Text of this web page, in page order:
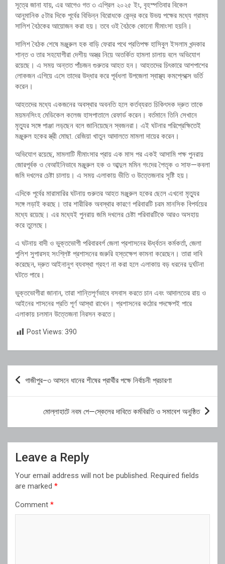
সূত্রে জানা যায়, এর আগেও গত ৩ এপ্রিল ২০২৫ ইং, বৃহস্পতিবার বিকেল
আনুমানিক ৫টার দিকে পূর্বের বিভিন্ন বিরোধকে কেন্দ্র করে উভয় পক্ষের মধ্যে গ্রাম্য
সালিশ বৈঠকের আয়োজন করা হয়। তবে ওই বৈঠকে কোনো মীমাংসা হয়নি।
সালিশ বৈঠক শেষে মঞ্জুরুল হক বাড়ি ফেরার পথে প্রতিপক্ষ হাসিবুল ইসলাম খন্দকার
শান্ত ও তার সহযোগীরা দেশীয় অস্ত্র নিয়ে অতর্কিত হামলা চালায় বলে অভিযোগ
রয়েছে। এ সময় অন্তত পাঁচজন গুরুতর আহত হন। আহতদের চিৎকারে আশপাশের
লোকজন এগিয়ে এসে তাদের উদ্ধার করে পূর্বধলা উপজেলা স্বাস্থ্য কমপ্লেক্সে ভর্তি
করেন।
আহতদের মধ্যে একজনের অবস্থার অবনতি হলে কর্তব্যরত চিকিৎসক দ্রুত তাকে
ময়মনসিংহ মেডিকেল কলেজ হাসপাতালে রেফার্ড করেন। বর্তমানে তিনি সেখানে
মৃত্যুর সঙ্গে পাঞ্জা লড়ছেন বলে জানিয়েছেন স্বজনরা। এই ঘটনার পরিপ্রেক্ষিতেই
মঞ্জুরুল হকের স্ত্রী মোছা. রেজিয়া খাতুন আদালতে মামলা দায়ের করেন।
অভিযোগ রয়েছে, মামলাটি মীমাংসার প্রায় এক মাস পর একই আসামি পক্ষ পুনরায়
জোরপূর্বক ও বেআইনিভাবে মঞ্জুরুল হক ও আব্দুল মমিন গংদের পৈতৃক ও সাফ—কবলা
জমি দখলের চেষ্টা চালায়। এ সময় এলাকায় ভীতি ও উত্তেজনার সৃষ্টি হয়।
এদিকে পূর্বের মারামারির ঘটনায় গুরুতর আহত মঞ্জুরুল হকের ছেলে এখনো মৃত্যুর
সঙ্গে লড়াই করছে। তার শারীরিক অবস্থার কারণে পরিবারটি চরম মানসিক বিপর্যয়ের
মধ্যে রয়েছে। এর মধ্যেই পুনরায় জমি দখলের চেষ্টা পরিবারটিকে আরও অসহায়
করে তুলেছে।
এ ঘটনায় বাদী ও ভুক্তভোগী পরিবারবর্গ জেলা প্রশাসনের ঊর্ধ্বতন কর্মকর্তা, জেলা
পুলিশ সুপারসহ সংশ্লিষ্ট প্রশাসনের জরুরি হস্তক্ষেপ কামনা করেছেন। তারা দাবি
করেছেন, দ্রুত আইনানুগ ব্যবস্থা গ্রহণ না করা হলে এলাকায় বড় ধরনের দুর্ঘটনা
ঘটতে পারে।
ভুক্তভোগীরা জানান, তারা শান্তিপূর্ণভাবে বসবাস করতে চান এবং আদালতের রায় ও
আইনের শাসনের প্রতি পূর্ণ আস্থা রাখেন। প্রশাসনের কঠোর পদক্ষেপই পারে
এলাকায় চলমান উত্তেজনা নিরসন করতে।
Post Views: 390
Post
navigation
গাজীপুর–৩ আসনে ধানের শীষের প্রার্থীর পক্ষে নির্বাচনী প্রচারণা
মোল্লাহাটে নবম পে—স্কেলের দাবিতে কর্মবিরতি ও সমাবেশ অনুষ্ঠিত
Leave a Reply
Your email address will not be published. Required fields
are marked *
Comment *